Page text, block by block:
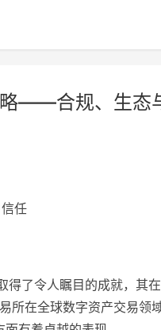
——合规、生态
任
了令人瞩目的成就，其
所在全球数字资产交易领